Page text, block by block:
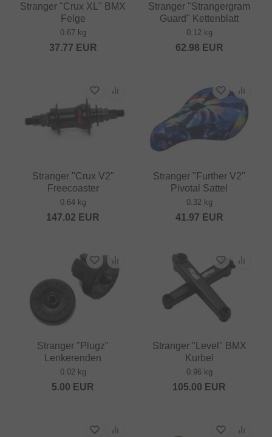
Stranger "Crux XL" BMX
Felge
0.67 kg
37.77 EUR
Stranger "Strangergram
Guard" Kettenblatt
0.12 kg
62.98 EUR
Stranger "Crux V2"
Freecoaster
0.64 kg
147.02 EUR
Stranger "Further V2"
Pivotal Sattel
0.32 kg
41.97 EUR
Stranger "Plugz"
Lenkerenden
0.02 kg
5.00 EUR
Stranger "Level" BMX
Kurbel
0.96 kg
105.00 EUR